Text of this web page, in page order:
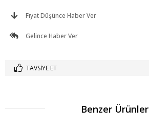
Fiyat Düşünce Haber Ver
Gelince Haber Ver
TAVSIYE ET
Benzer Ürünler